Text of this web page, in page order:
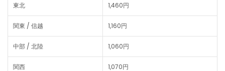
東北 1,460円
関東 / 信越 1,160円
中部 / 北陸 1,060円
関西 1,070円